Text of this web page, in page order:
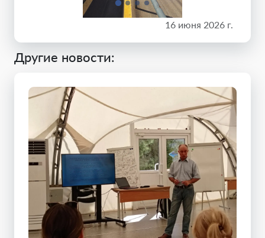
16 июня 2026 г.
Другие новости: